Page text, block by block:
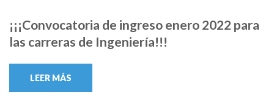
¡¡¡Convocatoria de ingreso enero 2022 para
las carreras de Ingeniería!!!
LEER MÁS